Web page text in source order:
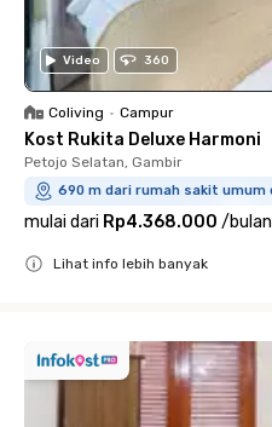
Video 360
Coliving • Campur
Kost Rukita Deluxe Harmoni
Petojo Selatan, Gambir
690 m dari rumah sakit
mulai dari Rp4.368.000 /bulan
Lihat info lebih banyak